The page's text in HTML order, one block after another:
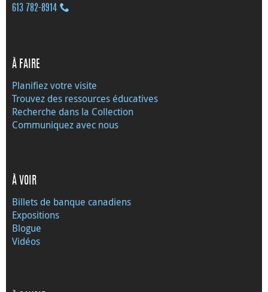
613 782‑8914
À FAIRE
Planifiez votre visite
Trouvez des ressources éducatives
Recherche dans la Collection
Communiquez avec nous
À VOIR
Billets de banque canadiens
Expositions
Blogue
Vidéos